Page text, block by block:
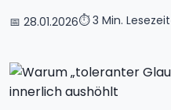
📅 28.01.2026⏱️ 3 Min. Lesezeit